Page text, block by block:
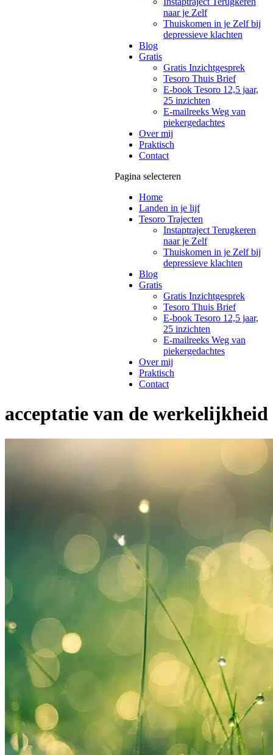
naar je Zelf
Thuiskomen in je Zelf bij
depressieve klachten
Blog
Gratis
Gratis Inzichtgesprek
Tesoro Thuis Brief
E-book Tesoro 12,5 jaar,
25 inzichten
E-mailreeks Weg van
piekergedachtes
Over mij
Praktisch
Contact
Pagina selecteren
Home
Landen in je lijf
Tesoro Trajecten
Instaptraject Terugkeren
naar je Zelf
Thuiskomen in je Zelf bij
depressieve klachten
Blog
Gratis
Gratis Inzichtgesprek
Tesoro Thuis Brief
E-book Tesoro 12,5 jaar,
25 inzichten
E-mailreeks Weg van
piekergedachtes
Over mij
Praktisch
Contact
acceptatie van de werkelijkheid